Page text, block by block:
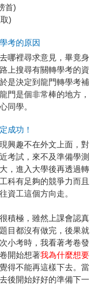
首)
)
考的原因
哪裡尋求意見，畢竟身
上搜尋有關轉學考的資
於是決定到龍門轉學考補
門是個非常棒的地方，
同學。
成功！
興趣不在外文上面，對
考試，來不及準備學測
，進入大學後再透過轉
科有足夠的競爭力而且
資工這個方向走。
積極，雖然上課會認真
目都沒有做完，後果就
小考時，我看著考卷發
開始想著我為什麼想要
得不能再這樣下去。當
後開始好好的準備下一